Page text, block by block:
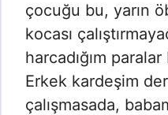
çocuğu bu, yarın
kocası
harcadığım
Erkek kardeşim
çalışmasada,